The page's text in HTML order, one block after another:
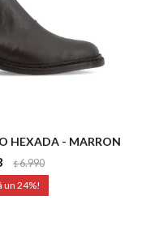
HEXADA - MARRON
$6.990
24